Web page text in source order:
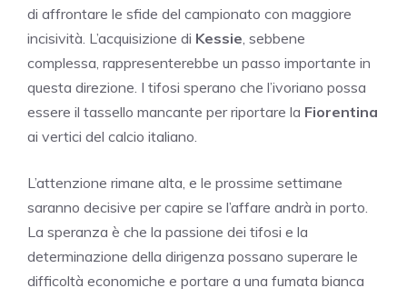
di affrontare le sfide del campionato con maggiore
incisività. L’acquisizione di Kessie, sebbene
complessa, rappresenterebbe un passo importante in
questa direzione. I tifosi sperano che l’ivoriano possa
essere il tassello mancante per riportare la Fiorentina
ai vertici del calcio italiano.
L’attenzione rimane alta, e le prossime settimane
saranno decisive per capire se l’affare andrà in porto.
La speranza è che la passione dei tifosi e la
determinazione della dirigenza possano superare le
difficoltà economiche e portare a una fumata bianca